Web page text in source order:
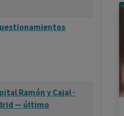
Ramón y Cajal ·
— último